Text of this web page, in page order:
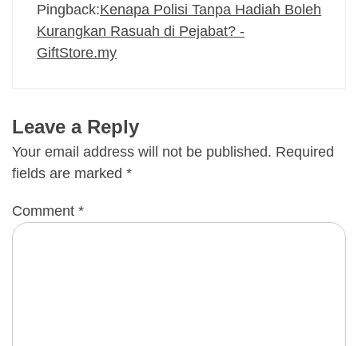
Pingback:Kenapa Polisi Tanpa Hadiah Boleh
Kurangkan Rasuah di Pejabat? -
GiftStore.my
Leave a Reply
Your email address will not be published. Required
fields are marked *
Comment *